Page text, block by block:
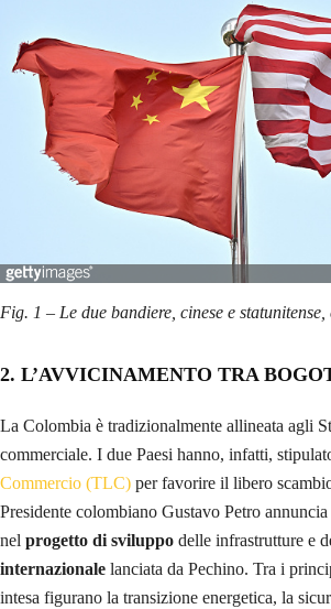
Fig. 1 – Le due bandiere, cinese e statunitense,
2. L’AVVICINAMENTO TRA
La Colombia è tradizionalmente allineata agli
commerciale. I due Paesi hanno, infatti,
Commercio (TLC) per favorire il libero
Presidente colombiano Gustavo Petro
nel progetto di sviluppo delle infrastrutture e
internazionale lanciata da Pechino. Tra i
intesa figurano la transizione energetica, la